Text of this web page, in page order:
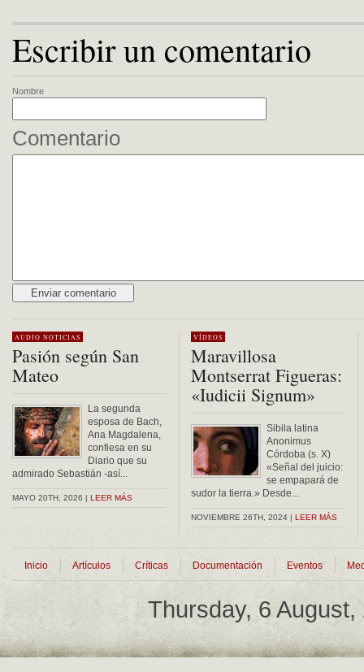
Escribir un comentario
Nombre
Comentario
AUDIO NOTICIAS
Pasión según San
Mateo
La segunda
esposa de Bach,
Ana Magdalena,
confiesa en su
Diario que su
admirado Sebastián -así...
MAYO 20TH, 2026 | LEER MÁS
VÍDEOS
Maravillosa
Montserrat Figueras:
«Iudicii Signum»
Sibila latina
Anonimus
Córdoba (s. X)
«Señal del juicio:
se empapará de
sudor la tierra.» Desde...
NOVIEMBRE 26TH, 2024 | LEER MÁS
Inicio Artículos Críticas Documentación Eventos
Thursday, 6